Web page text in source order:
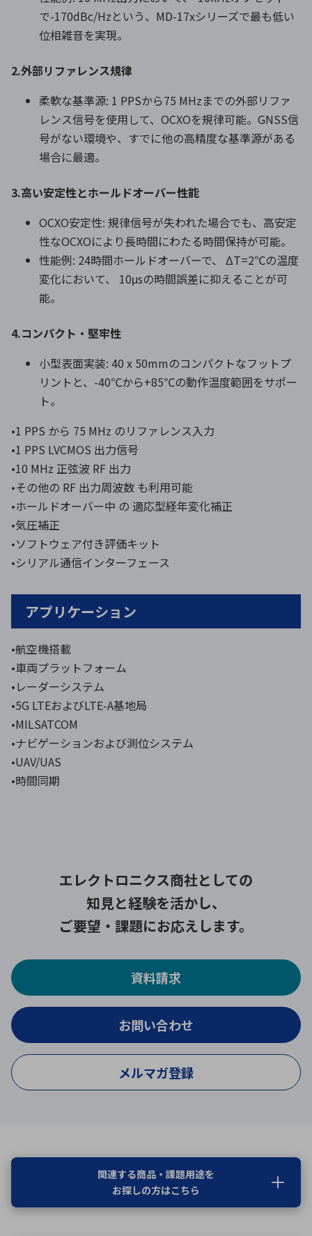
で-170dBc/Hzという、MD-17xシリーズで最も低い
位相雑音を実現。
2.外部リファレンス規律
柔軟な基準源: 1 PPSから75 MHzまでの外部リファ
レンス信号を使用して、OCXOを規律可能。GNSS信
号がない環境や、すでに他の高精度な基準源がある
場合に最適。
3.高い安定性とホールドオーバー性能
OCXO安定性: 規律信号が失われた場合でも、高安定
性なOCXOにより長時間にわたる時間保持が可能。
性能例: 24時間ホールドオーバーで、 ΔT=2℃の温度
変化において、 10μsの時間誤差に抑えることが可
能。
4.コンパクト・堅牢性
小型表面実装: 40 x 50mmのコンパクトなフットプ
リントと、-40℃から+85℃の動作温度範囲をサポー
ト。
•1 PPS から 75 MHz のリファレンス入力
•1 PPS LVCMOS 出力信号
•10 MHz 正弦波 RF 出力
•その他の RF 出力周波数 も利用可能
•ホールドオーバー中 の 適応型経年変化補正
•気圧補正
•ソフトウェア付き評価キット
•シリアル通信インターフェース
アプリケーション
•航空機搭載
•車両プラットフォーム
•レーダーシステム
•5G LTEおよびLTE-A基地局
•MILSATCOM
•ナビゲーションおよび測位システム
•UAV/UAS
•時間同期
エレクトロニクス商社としての
知見と経験を活かし、
ご要望・課題にお応えします。
資料請求
お問い合わせ
メルマガ登録
関連する商品・課題用途を
お探しの方はこちら